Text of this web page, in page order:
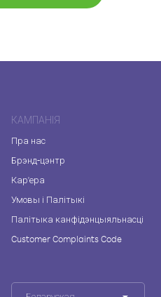
КАМПАНІЯ
Пра нас
Брэнд-цэнтр
Кар'ера
Умовы і Палітыкі
Палітыка канфідэнцыяльнасці
Customer Complaints Code